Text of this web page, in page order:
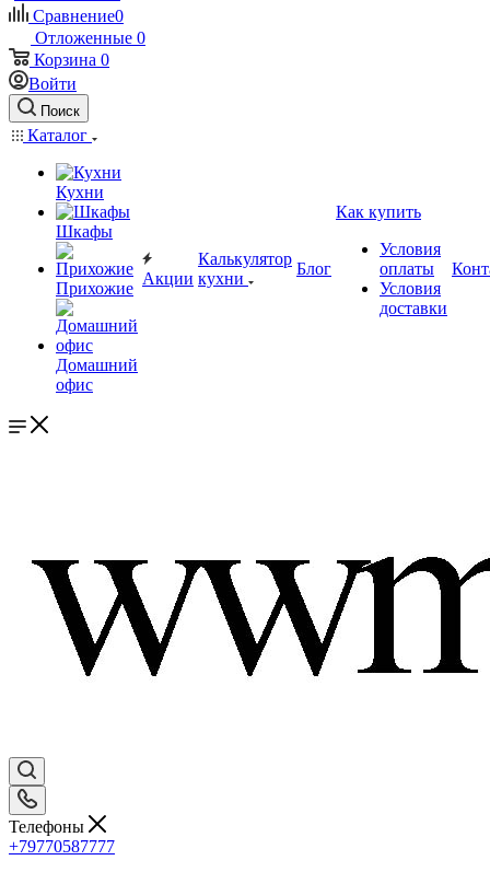
Сравнение0
Отложенные 0
Корзина 0
Войти
Поиск
Каталог
Кухни
Шкафы
Прихожие
Домашний
офис
Акции
Калькулятор
кухни
Блог
Как купить
Условия
оплаты
Условия
доставки
Телефоны
+79770587777